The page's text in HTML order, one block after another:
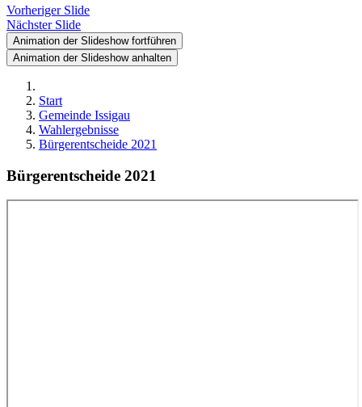
Vorheriger Slide
Nächster Slide
Animation der Slideshow fortführen
Animation der Slideshow anhalten
Start
Gemeinde Issigau
Wahlergebnisse
Bürgerentscheide 2021
Bürgerentscheide 2021